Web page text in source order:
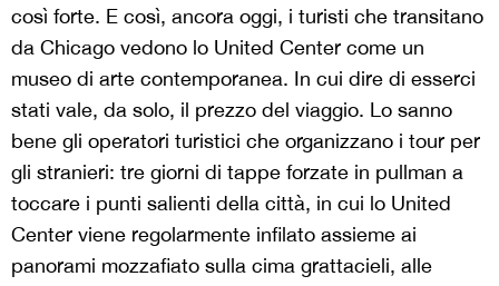
così forte. E così, ancora oggi, i turisti che transitano
da Chicago vedono lo United Center come un
museo di arte contemporanea. In cui dire di esserci
stati vale, da solo, il prezzo del viaggio. Lo sanno
bene gli operatori turistici che organizzano i tour per
gli stranieri: tre giorni di tappe forzate in pullman a
toccare i punti salienti della città, in cui lo United
Center viene regolarmente infilato assieme ai
panorami mozzafiato sulla cima grattacieli, alle